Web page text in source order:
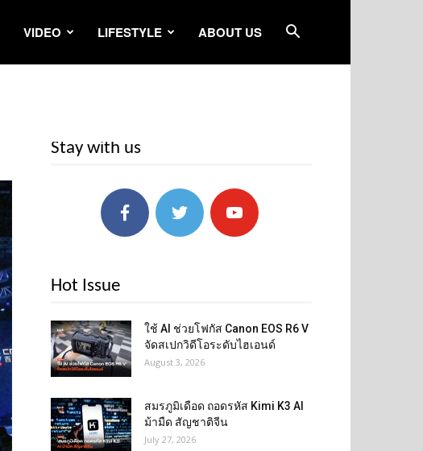
VIDEO LIFESTYLE ABOUT US
Stay with us
Hot Issue
ใช้ AI ช่วยโฟกัส Canon EOS R6 V
จัดสเปกวิดีโอระดับไฮเอนด์
August 3, 2026
สมรภูมิเดือด ถอดรหัส Kimi K3 AI
ม้ามืด สัญชาติจีน
July 27, 2026